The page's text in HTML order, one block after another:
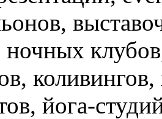
йога-